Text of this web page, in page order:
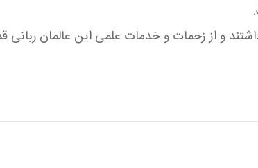
و از زحمات و خدمات علمی این عالمان ربانی